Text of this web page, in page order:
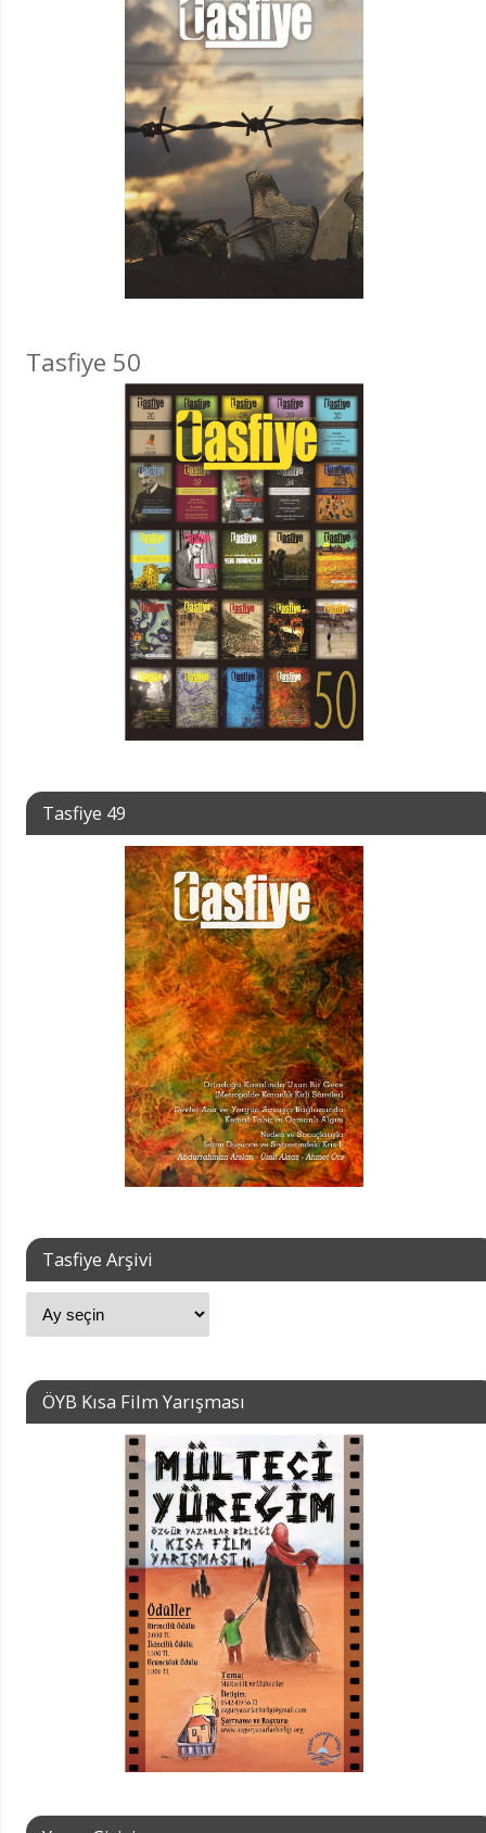
Tasfiye 50
Tasfiye 49
Tasfiye Arşivi
ÖYB Kısa Film Yarışması